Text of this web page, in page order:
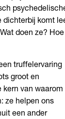
dichterbij komt
doen ze? Hoe
truffelervaring
groot en
kern van waarom
ze helpen ons
een ander